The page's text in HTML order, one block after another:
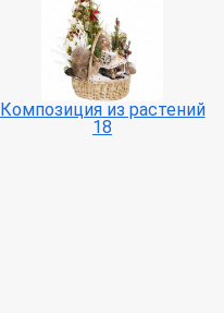
Композиция из растений
18